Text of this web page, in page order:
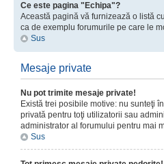
Ce este pagina "Echipa"?
Această pagină vă furnizează o listă
ca de exemplu forumurile pe care le
Sus
Mesaje private
Nu pot trimite mesaje private!
Există trei posibile motive: nu sunteţi
privată pentru toţi utilizatorii sau
administrator al forumului pentru mai
Sus